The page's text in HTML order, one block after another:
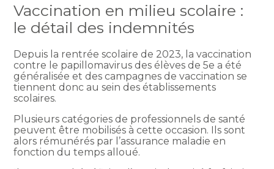
Vaccination en milieu scolaire :
le détail des indemnités
Depuis la rentrée scolaire de 2023, la vaccination
contre le papillomavirus des élèves de 5e a été
généralisée et des campagnes de vaccination se
tiennent donc au sein des établissements
scolaires.
Plusieurs catégories de professionnels de santé
peuvent être mobilisés à cette occasion. Ils sont
alors rémunérés par l’assurance maladie en
fonction du temps alloué.